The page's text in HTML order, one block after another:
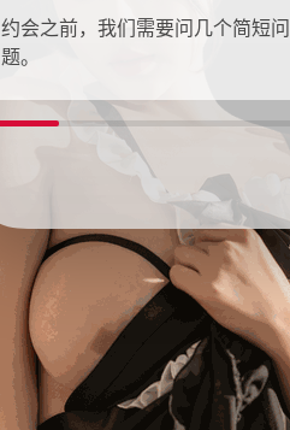
约会之前，我们需要问几个简短问
题。